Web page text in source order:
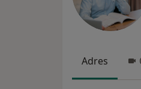
Adres